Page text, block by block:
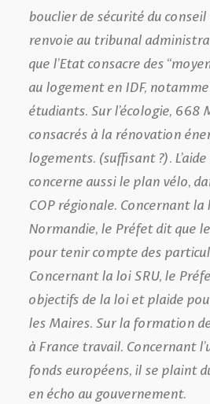
bouclier de sécurité du
renvoie au tribunal
que l’Etat consacre des
au logement en IDF,
étudiants. Sur l’écologie, 668
consacrés à la rénovation
logements. (suffisant ?).
concerne aussi le plan vélo,
COP régionale. Concernant la
Normandie, le Préfet dit que
pour tenir compte des
Concernant la loi SRU, le
objectifs de la loi et plaide
les Maires. Sur la formation
à France travail. Concernant
fonds européens, il se plaint
en écho au gouvernement.